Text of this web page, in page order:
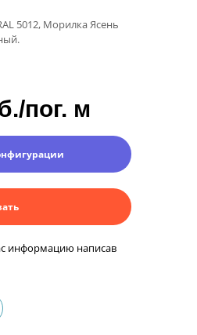
5012, Морилка Ясень
пог. м
информацию написав